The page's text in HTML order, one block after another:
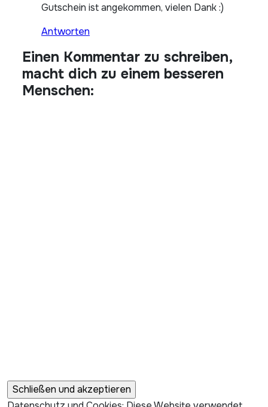
Gutschein ist angekommen, vielen Dank :)
Antworten
Einen Kommentar zu schreiben,
macht dich zu einem besseren
Menschen: